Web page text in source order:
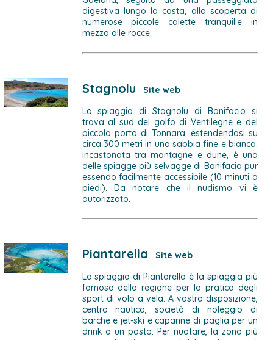
digestiva lungo la costa, alla scoperta di
numerose piccole calette tranquille in
mezzo alle rocce.
Stagnolu
Site web
La spiaggia di Stagnolu di Bonifacio si
trova al sud del golfo di Ventilegne e del
piccolo porto di Tonnara, estendendosi su
circa 300 metri in una sabbia fine e bianca.
Incastonata tra montagne e dune, è una
delle spiagge più selvagge di Bonifacio pur
essendo facilmente accessibile (10 minuti a
piedi). Da notare che il nudismo vi è
autorizzato.
Piantarella
Site web
La spiaggia di Piantarella è la spiaggia più
famosa della regione per la pratica degli
sport di volo a vela. A vostra disposizione,
centro nautico, società di noleggio di
barche e jet-ski e capanne di paglia per un
drink o un pasto. Per nuotare, la zona più